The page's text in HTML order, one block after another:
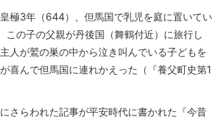
極3年（644）、但馬国で乳児を庭に置いてい
の子の父親が丹後国（舞鶴付近）に旅行し
人が鷲の巣の中から泣き叫んでいる子どもを
喜んで但馬国に連れかえった（『養父町史第1
さらわれた記事が平安時代に書かれた『今昔